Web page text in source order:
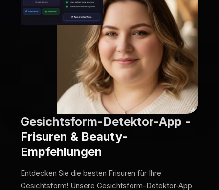
Gesichtsform-Detektor-App -
Frisuren & Beauty-
Empfehlungen
Entdecken Sie die besten Frisuren für Ihre
Gesichtsform! Unsere Gesichtsform-Detektor-App